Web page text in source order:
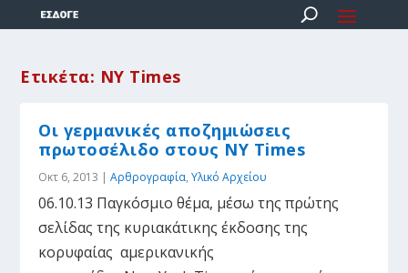
Ετικέτα: NY Times
Οι γερμανικές αποζημιώσεις
πρωτοσέλιδο στους NY Times
Οκτ 6, 2013 |Αρθρογραφία,Υλικό Αρχείου
06.10.13 Παγκόσμιο θέμα, μέσω της πρώτης
σελίδας της κυριακάτικης έκδοσης της
κορυφαίας αμερικανικής